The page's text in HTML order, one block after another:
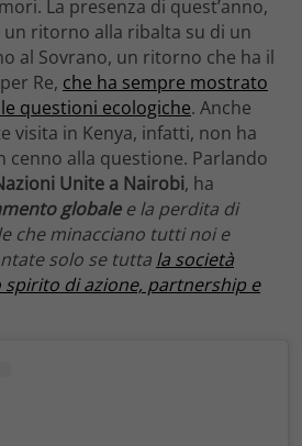
La presenza di quest’anno,
ritorno alla ribalta su di un
al Sovrano, un ritorno che ha il
per Re, che ha sempre mostrato
questioni ecologiche. Anche
visita in Kenya, infatti, non ha
cenno alla questione. Parlando
Unite a Nairobi, ha
globalee la perdita di
che minacciano tutti noi e
solo se tutta la società
di azione, partnership e